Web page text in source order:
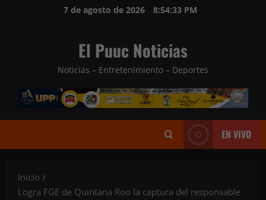
7 de agosto de 2026 8:54:35 PM
El Puuc Noticias
Noticias – Entretenimiento – Deportes
EN VIVO
Inicio
Logra FGE de Quintana Roo la captura del responsable